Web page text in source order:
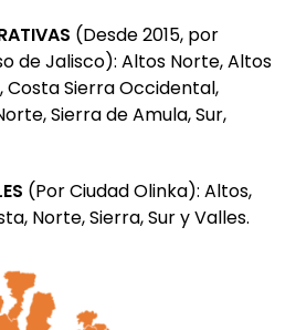
(Desde 2015, por
de Jalisco): Altos Norte, Altos
Costa Sierra Occidental,
Sierra de Amula, Sur,
(Por Ciudad Olinka): Altos,
Norte, Sierra, Sur y Valles.